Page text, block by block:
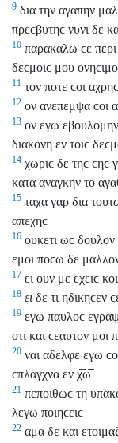
9 δια την αγαπην
πρεϲβυτηϲ νυνι δε
10 παρακαλω ϲε περι
δεϲμοιϲ μου
11 τον ποτε ϲοι
12 ον ανεπεμψα ϲοι α
13 ον εγω εβουλομην
διακονη εν τοιϲ
14 χωριϲ δε τηϲ ϲηϲ
κατα αναγκην το
15 ταχα γαρ δια τουτ
απεχηϲ
16 ουκετι ωϲ
εμοι ποϲω δε
17 ει ουν με εχειϲ
18 ει δε τι ηδικηϲεν
19 εγω παυλοϲ
οτι και ϲεαυτον μοι
20 ναι αδελφε εγω
ϲπλαγχνα εν χ̅ω̅
21 πεποιθωϲ τη
λεγω ποιηϲειϲ
22 αμα δε και